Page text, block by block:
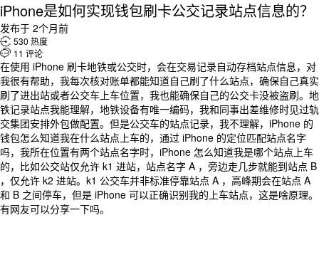
iPhone是如何实现钱包刷卡公交记录站点信息的？
发布于 2个月前
 530 热度
 11 评论
在使用 iPhone 刷卡地铁或公交时，会在交易记录自动存档站点信息，对
我很有帮助，我每次核对账单都能知道自己刷了什么站点，确保自己真实
刷了进出站或者公交车上车位置，我也能确保自己的公交卡没被盗刷。地
铁记录站点我能理解，地铁设备有唯一编码，我和同事出差维修时见过轨
交集团安排外包做配置。但是公交车的站点记录，我不理解，iPhone 的
钱包怎么知道我在什么站点上车的，通过 iPhone 的定位匹配站点名字
吗，我所在位置有两个站点名字时，iPhone 怎么知道我是哪个站点上车
的，比如公交站仅允许 k1 进站，站点名字 A ，旁边走几步就能到站点 B
，仅允许 k2 进站。k1 公交车并非标准停靠站点 A ，高峰期会在站点 A
和 B 之间停车，但是 iPhone 可以正确识别我的上车站点，这是啥原理。
有网友可以分享一下吗。